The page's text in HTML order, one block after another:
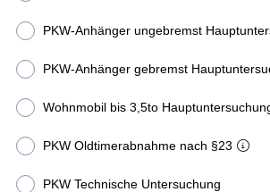
PKW-Anhänger ungebremst
PKW-Anhänger gebremst
Wohnmobil bis 3,5to
PKW Oldtimerabnahme nach §23
PKW Technische Untersuchung